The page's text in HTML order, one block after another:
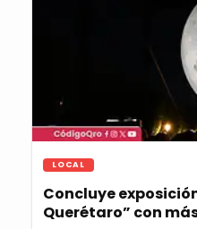
LOCAL
Concluye
Querétaro” con